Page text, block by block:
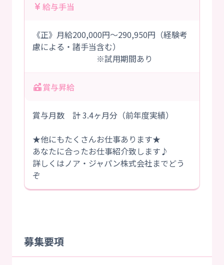
給与手当
《正》月給200,000円～290,950円（経験考
慮による・諸手当含む）
※試用期間あり
賞与昇給
賞与月数 計 3.4ヶ月分（前年度実績）
★他にもたくさんお仕事あります★
あなたに合ったお仕事紹介致します♪
詳しくはノア・ジャパン株式会社までどう
ぞ
募集要項